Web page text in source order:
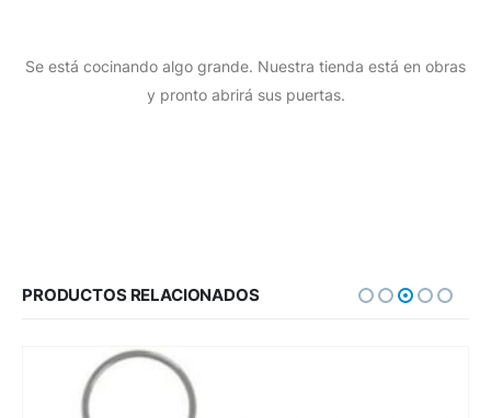
Se está cocinando algo grande. Nuestra tienda está en obras
y pronto abrirá sus puertas.
PRODUCTOS RELACIONADOS